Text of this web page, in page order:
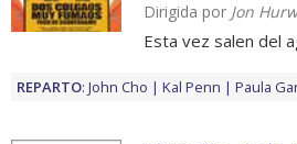
Dirigida por Jon
Esta vez salen del
REPARTO: John Cho Kal Penn Paula